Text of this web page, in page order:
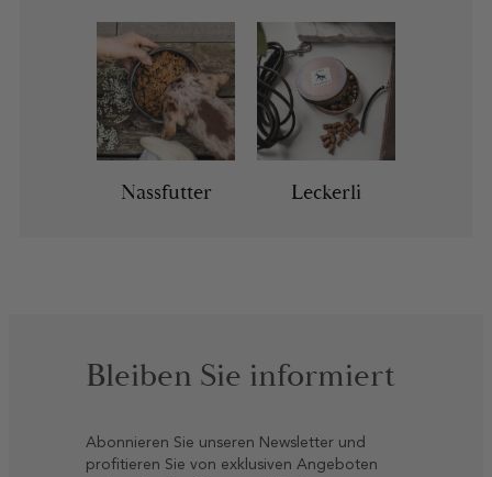
Nassfutter Leckerli
Bleiben Sie informiert
Abonnieren Sie unseren Newsletter und
profitieren Sie von exklusiven Angeboten